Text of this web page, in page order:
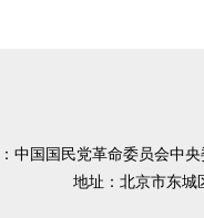
中国国民党革命委员会中
地址：北京市东